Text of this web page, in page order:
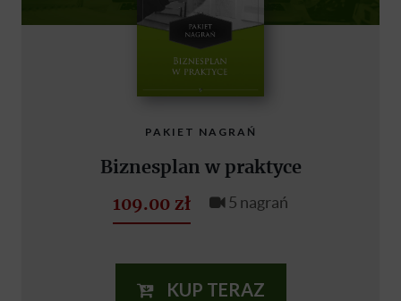
PAKIET NAGRAŃ
Biznesplan w praktyce
109.00 zł 5 nagrań
KUP TERAZ